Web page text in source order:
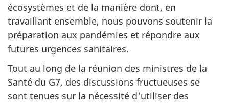
écosystèmes et de la manière dont, en
travaillant ensemble, nous pouvons soutenir la
préparation aux pandémies et répondre aux
futures urgences sanitaires.
Tout au long de la réunion des ministres de la
Santé du G7, des discussions fructueuses se
sont tenues sur la nécessité d'utiliser des